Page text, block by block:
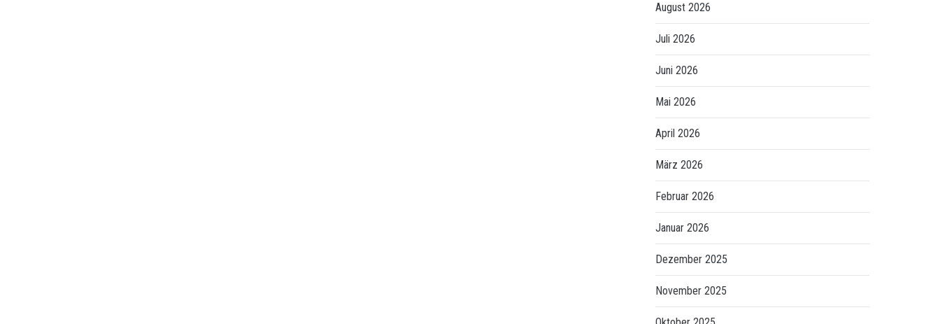
August 2026
Juli 2026
Juni 2026
Mai 2026
April 2026
März 2026
Februar 2026
Januar 2026
Dezember 2025
November 2025